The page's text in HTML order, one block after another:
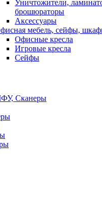
Уничтожители,
брошюраторы
Аксессуары
мебель, сейфы,
Офисные кресла
Игровые кресла
Сейфы
Сканеры